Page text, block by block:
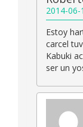
2014-06-
Estoy
carcel
Kabuki
ser un